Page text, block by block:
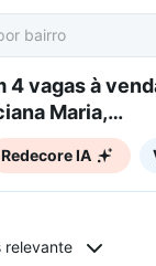
à venda
Maria,
Redecore IA
relevante